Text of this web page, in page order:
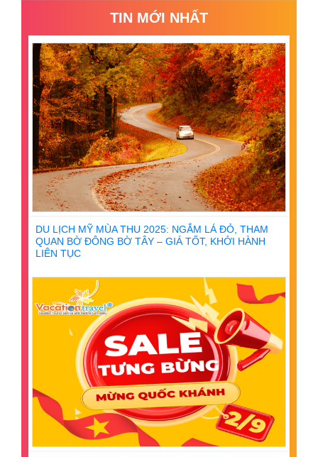
TIN MỚI NHẤT
DU LỊCH MỸ MÙA THU 2025: NGẮM LÁ ĐỎ, THAM
QUAN BỜ ĐÔNG BỜ TÂY – GIÁ TỐT, KHỞI HÀNH
LIÊN TỤC